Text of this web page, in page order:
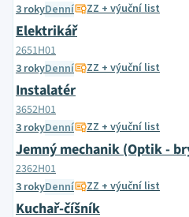
3 rokyDenní ZZ + výuční list
Elektrikář
2651H01
3 rokyDenní ZZ + výuční list
Instalatér
3652H01
3 rokyDenní ZZ + výuční list
Jemný mechanik (Optik -
2362H01
3 rokyDenní ZZ + výuční list
Kuchař-číšník